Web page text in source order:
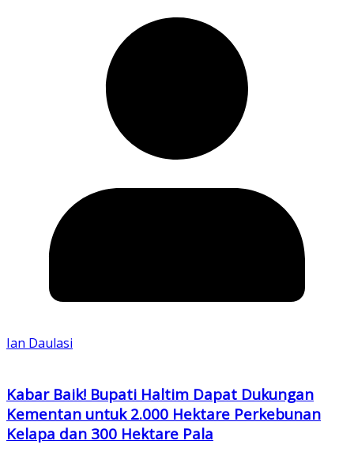
Ian Daulasi
Kabar Baik! Bupati Haltim Dapat Dukungan
Kementan untuk 2.000 Hektare Perkebunan
Kelapa dan 300 Hektare Pala